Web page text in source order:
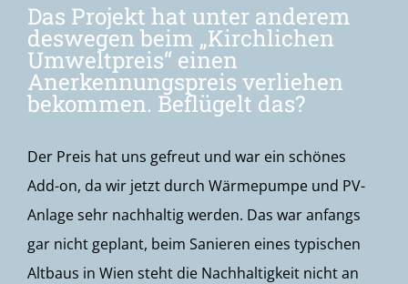
Das Projekt hat unter anderem
deswegen beim „Kirchlichen
Umweltpreis“ einen
Anerkennungspreis verliehen
bekommen. Beflügelt das?
Der Preis hat uns gefreut und war ein schönes
Add-on, da wir jetzt durch Wärmepumpe und PV-
Anlage sehr nachhaltig werden. Das war anfangs
gar nicht geplant, beim Sanieren eines typischen
Altbaus in Wien steht die Nachhaltigkeit nicht an